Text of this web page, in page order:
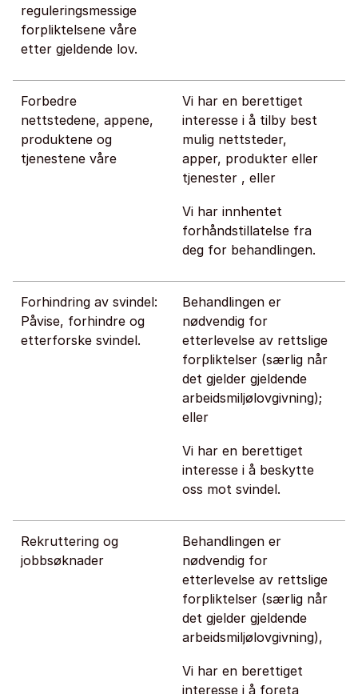
reguleringsmessige
forpliktelsene våre
etter gjeldende lov.
Forbedre
nettstedene, appene,
produktene og
tjenestene våre
Vi har en berettiget
interesse i å tilby best
mulig nettsteder,
apper, produkter eller
tjenester , eller
Vi har innhentet
forhåndstillatelse fra
deg for behandlingen.
Forhindring av svindel:
Påvise, forhindre og
etterforske svindel.
Behandlingen er
nødvendig for
etterlevelse av rettslige
forpliktelser (særlig når
det gjelder gjeldende
arbeidsmiljølovgivning);
eller
Vi har en berettiget
interesse i å beskytte
oss mot svindel.
Rekruttering og
jobbsøknader
Behandlingen er
nødvendig for
etterlevelse av rettslige
forpliktelser (særlig når
det gjelder gjeldende
arbeidsmiljølovgivning),
Vi har en berettiget
interesse i å foreta